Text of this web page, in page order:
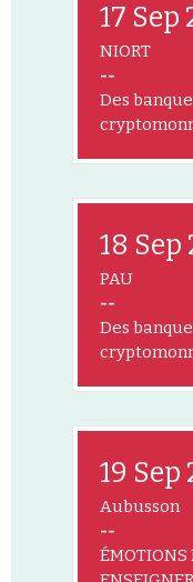
17 Sep
NIORT
--
Des
18 Sep
PAU
--
Des
19 Sep
Aubusson
--
ÉMOTIONS